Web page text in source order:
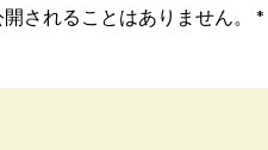
されることはありません。 *